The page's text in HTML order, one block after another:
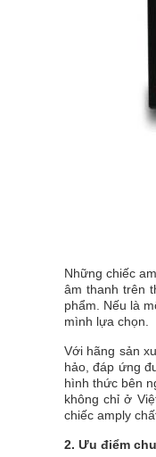
Những chiếc
âm thanh trên
phẩm. Nếu là
mình lựa chọn.
Với hãng sản
hảo, đáp ứng
hình thức bên
không chỉ ở
chiếc amply
2. Ưu điểm